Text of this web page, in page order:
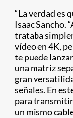
“La verdad es
Isaac Sancho.
trataba
vídeo en 4K,
te puede
una matriz
gran
señales. En
para
un mismo